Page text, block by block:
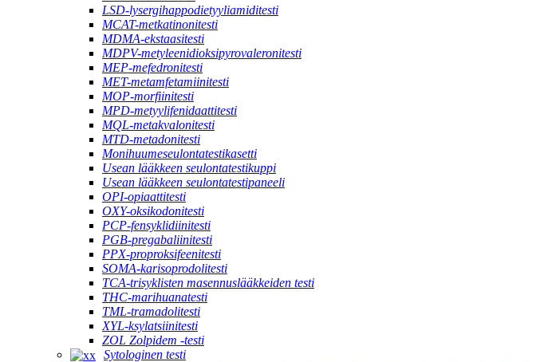
LSD-lysergihappodietyyliamiditesti
MCAT-metkatinonitesti
MDMA-ekstaasitesti
MDPV-metyleenidioksipyrovaleronitesti
MEP-mefedronitesti
MET-metamfetamiinitesti
MOP-morfiinitesti
MPD-metyylifenidaattitesti
MQL-metakvalonitesti
MTD-metadonitesti
Monihuumeseulontatestikasetti
Usean lääkkeen seulontatestikuppi
Usean lääkkeen seulontatestipaneeli
OPI-opiaattitesti
OXY-oksikodonitesti
PCP-fensyklidiinitesti
PGB-pregabaliinitesti
PPX-proproksifeenitesti
SOMA-karisoprodolitesti
TCA-trisyklisten masennuslääkkeiden testi
THC-marihuanatesti
TML-tramadolitesti
XYL-ksylatsiinitesti
ZOL Zolpidem -testi
Sytologinen testi